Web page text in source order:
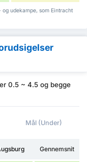
udekampe, som Eintracht
0.5 ~ 4.5 og begge
Mål (Under)
Gennemsnit